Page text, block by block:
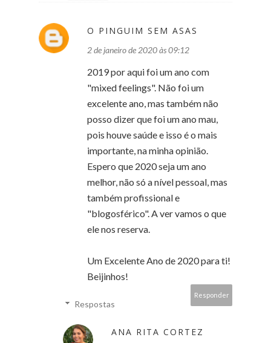
O PINGUIM SEM ASAS
2 de janeiro de 2020 às 09:12
2019 por aqui foi um ano com
"mixed feelings". Não foi um
excelente ano, mas também não
posso dizer que foi um ano mau,
pois houve saúde e isso é o mais
importante, na minha opinião.
Espero que 2020 seja um ano
melhor, não só a nível pessoal, mas
também profissional e
"blogosférico". A ver vamos o que
ele nos reserva.
Um Excelente Ano de 2020 para ti!
Beijinhos!
Responder
Respostas
ANA RITA CORTEZ